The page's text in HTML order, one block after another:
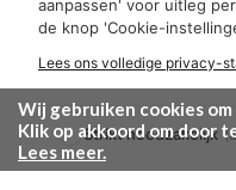
NIVEA SUN
VISION SUN
Ambre Solaire
Zwitsal SUN
Biodermal SUN
Wij gebruiken cookies
Klik op akkoord om door
Lees meer.
aanpassen' voor uitleg
de knop 'Cookie-
Lees ons volledige privacy-
Strikt noodzakelijk